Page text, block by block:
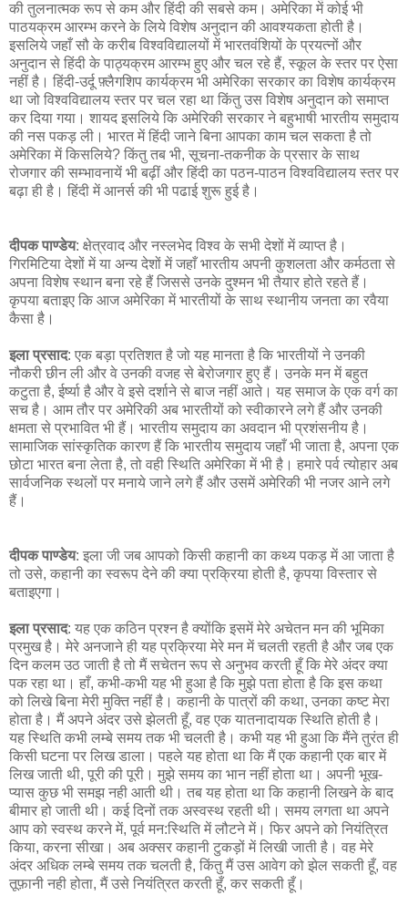
की तुलनात्मक रूप से कम और हिंदी की सबसे कम। अमेरिका में कोई भी
पाठयक्रम आरम्भ करने के लिये विशेष अनुदान की आवश्यकता होती है।
इसलिये जहाँ सौ के करीब विश्वविद्यालयों में भारतवंशियों के प्रयत्नों और
अनुदान से हिंदी के पाठ्यक्रम आरम्भ हुए और चल रहे हैं, स्कूल के स्तर पर ऐसा
नहीं है। हिंदी-उर्दू फ़्लैगशिप कार्यक्रम भी अमेरिका सरकार का विशेष कार्यक्रम
था जो विश्वविद्यालय स्तर पर चल रहा था किंतु उस विशेष अनुदान को समाप्त
कर दिया गया। शायद इसलिये कि अमेरिकी सरकार ने बहुभाषी भारतीय समुदाय
की नस पकड़ ली। भारत में हिंदी जाने बिना आपका काम चल सकता है तो
अमेरिका में किसलिये? किंतु तब भी, सूचना-तकनीक के प्रसार के साथ
रोजगार की सम्भावनायें भी बढ़ीं और हिंदी का पठन-पाठन विश्वविद्यालय स्तर पर
बढ़ा ही है। हिंदी में आनर्स की भी पढाई शुरू हुई है।
दीपक पाण्डेय: क्षेत्रवाद और नस्लभेद विश्व के सभी देशों में व्याप्त है।
गिरमिटिया देशों में या अन्य देशों में जहाँ भारतीय अपनी कुशलता और कर्मठता से
अपना विशेष स्थान बना रहे हैं जिससे उनके दुश्मन भी तैयार होते रहते हैं।
कृपया बताइए कि आज अमेरिका में भारतीयों के साथ स्थानीय जनता का रवैया
कैसा है।
इला प्रसाद: एक बड़ा प्रतिशत है जो यह मानता है कि भारतीयों ने उनकी
नौकरी छीन ली और वे उनकी वजह से बेरोजगार हुए हैं। उनके मन में बहुत
कटुता है, ईर्ष्या है और वे इसे दर्शाने से बाज नहीं आते। यह समाज के एक वर्ग का
सच है। आम तौर पर अमेरिकी अब भारतीयों को स्वीकारने लगे हैं और उनकी
क्षमता से प्रभावित भी हैं। भारतीय समुदाय का अवदान भी प्रशंसनीय है।
सामाजिक सांस्कृतिक कारण हैं कि भारतीय समुदाय जहाँ भी जाता है, अपना एक
छोटा भारत बना लेता है, तो वही स्थिति अमेरिका में भी है। हमारे पर्व त्योहार अब
सार्वजनिक स्थलों पर मनाये जाने लगे हैं और उसमें अमेरिकी भी नजर आने लगे
हैं।
दीपक पाण्डेय: इला जी जब आपको किसी कहानी का कथ्य पकड़ में आ जाता है
तो उसे, कहानी का स्वरूप देने की क्या प्रक्रिया होती है, कृपया विस्तार से
बताइएगा।
इला प्रसाद: यह एक कठिन प्रश्न है क्योंकि इसमें मेरे अचेतन मन की भूमिका
प्रमुख है। मेरे अनजाने ही यह प्रक्रिया मेरे मन में चलती रहती है और जब एक
दिन कलम उठ जाती है तो मैं सचेतन रूप से अनुभव करती हूँ कि मेरे अंदर क्या
पक रहा था। हाँ, कभी-कभी यह भी हुआ है कि मुझे पता होता है कि इस कथा
को लिखे बिना मेरी मुक्ति नहीं है। कहानी के पात्रों की कथा, उनका कष्ट मेरा
होता है। मैं अपने अंदर उसे झेलती हूँ, वह एक यातनादायक स्थिति होती है।
यह स्थिति कभी लम्बे समय तक भी चलती है। कभी यह भी हुआ कि मैंने तुरंत ही
किसी घटना पर लिख डाला। पहले यह होता था कि मैं एक कहानी एक बार में
लिख जाती थी, पूरी की पूरी। मुझे समय का भान नहीं होता था। अपनी भूख-
प्यास कुछ भी समझ नही आती थी। तब यह होता था कि कहानी लिखने के बाद
बीमार हो जाती थी। कई दिनों तक अस्वस्थ रहती थी। समय लगता था अपने
आप को स्वस्थ करने में, पूर्व मन:स्थिति में लौटने में। फिर अपने को नियंत्रित
किया, करना सीखा। अब अक्सर कहानी टुकड़ों में लिखी जाती है। वह मेरे
अंदर अधिक लम्बे समय तक चलती है, किंतु मैं उस आवेग को झेल सकती हूँ, वह
तूफ़ानी नही होता, मैं उसे नियंत्रित करती हूँ, कर सकती हूँ।